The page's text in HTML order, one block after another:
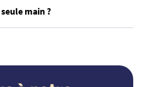
main ?